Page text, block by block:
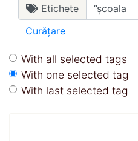
Etichete
Curățare
With all selected tags
With one selected tag
With last selected tag